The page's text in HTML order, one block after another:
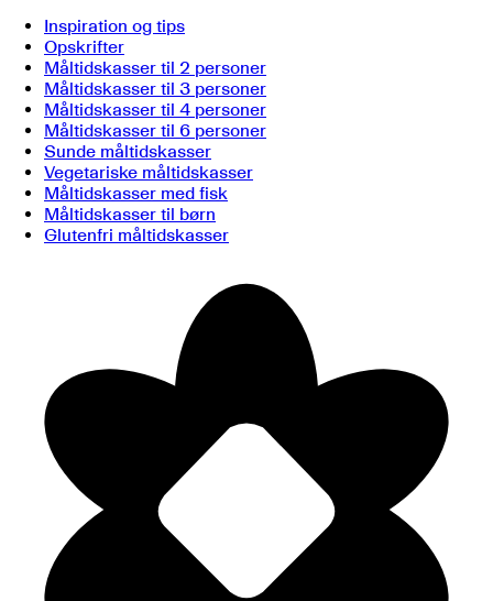
Inspiration og tips
Opskrifter
Måltidskasser til 2 personer
Måltidskasser til 3 personer
Måltidskasser til 4 personer
Måltidskasser til 6 personer
Sunde måltidskasser
Vegetariske måltidskasser
Måltidskasser med fisk
Måltidskasser til børn
Glutenfri måltidskasser